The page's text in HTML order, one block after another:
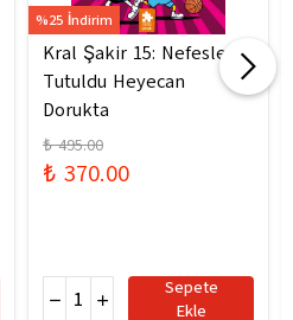
%25 İndirim
Kral Şakir 15: Nefesler
Tutuldu Heyecan
Dorukta
₺ 495.00
₺ 370.00
Sepete
Ekle